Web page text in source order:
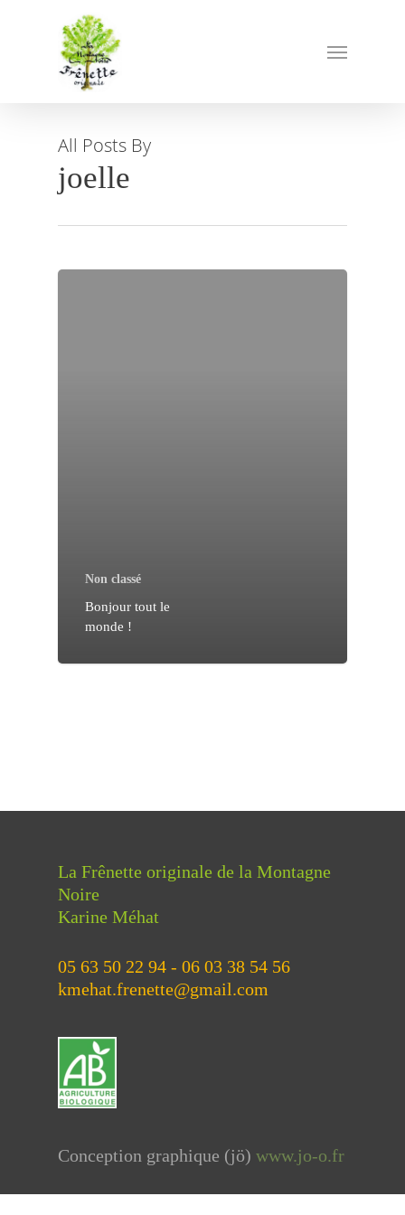
All Posts By
joelle
Non classé
Bonjour tout le
monde !
La Frênette originale de la Montagne
Noire
Karine Méhat
05 63 50 22 94 - 06 03 38 54 56
kmehat.frenette@gmail.com
Conception graphique (jö) www.jo-o.fr